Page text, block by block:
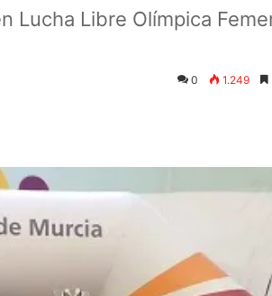
Lucha Libre Olímpica
0 1.249